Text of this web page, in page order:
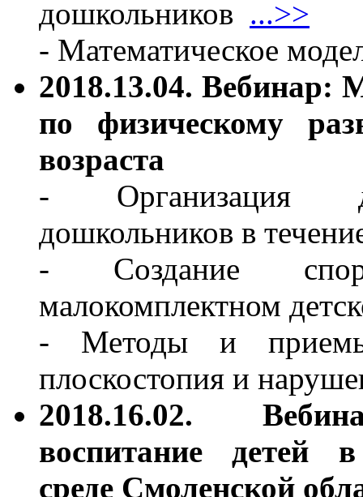
дошкольников ...>>
- Математическое
2018.13.04. Вебинар:
по физическому
возраста
- Организация
дошкольников в
- Создание
малокомплектном
- Методы и приемы
плоскостопия и
2018.16.02.
воспитание детей в
среде Смоленской